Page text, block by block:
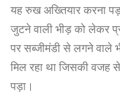
यह रुख अख्तियार करना
जुटने वाली भीड़ को लेकर
पर सब्जीमंडी से लगने वाले
मिल रहा था जिसकी वजह
पड़ा।